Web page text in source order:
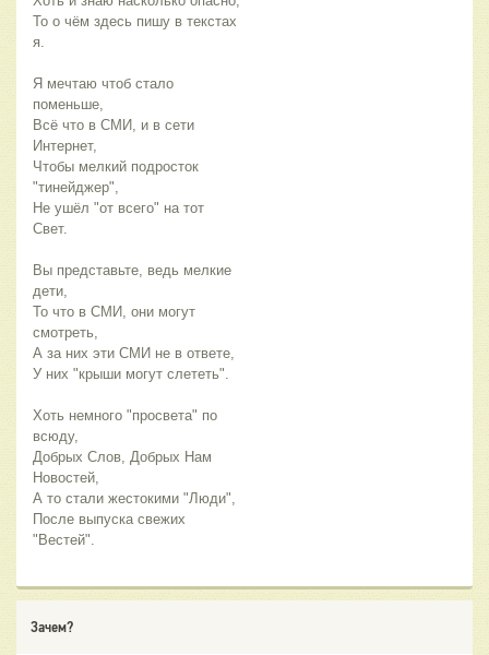
То о чём здесь пишу в текстах
я.
Я мечтаю чтоб стало
поменьше,
Всё что в СМИ, и в сети
Интернет,
Чтобы мелкий подросток
"тинейджер",
Не ушёл "от всего" на тот
Свет.
Вы представьте, ведь мелкие
дети,
То что в СМИ, они могут
смотреть,
А за них эти СМИ не в ответе,
У них "крыши могут слететь".
Хоть немного "просвета" по
всюду,
Добрых Слов, Добрых Нам
Новостей,
А то стали жестокими "Люди",
После выпуска свежих
"Вестей".
Зачем?